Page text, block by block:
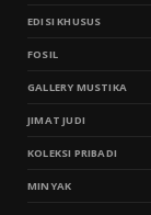
EDISI KHUSUS
FOSIL
GALLERY MUSTIKA
JIMAT JUDI
KOLEKSI PRIBADI
MINYAK